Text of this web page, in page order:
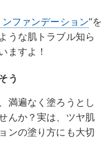
ファンデーション”を
うな肌トラブル知ら
ますよ！
う
満遍なく塗ろうとし
んか？実は、ツヤ肌
ンの塗り方にも大切